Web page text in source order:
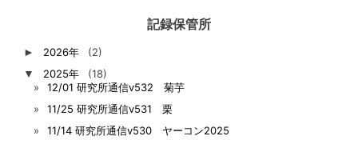
記録保管所
► 2026年
(2)
▼
2025年
(18)
12/01 研究所通信v532 菊芋
11/25 研究所通信v531 栗
11/14 研究所通信v530 ヤーコン2025